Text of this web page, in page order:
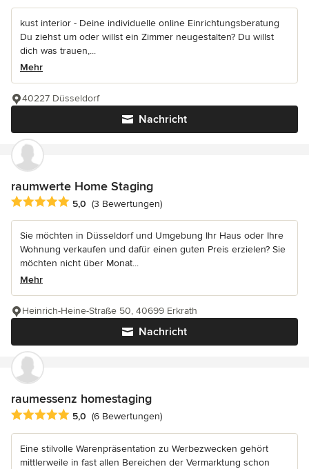
kust interior - Deine individuelle online Einrichtungsberatung
Du ziehst um oder willst ein Zimmer neugestalten? Du willst
dich was trauen,...
Mehr
Nachricht
40227 Düsseldorf
raumwerte Home Staging
Durchschnittliche Bewertung: 5 von 5 Sternen
5,0 (3 Bewertungen)
Sie möchten in Düsseldorf und Umgebung Ihr Haus oder Ihre
Wohnung verkaufen und dafür einen guten Preis erzielen? Sie
möchten nicht über Monat...
Mehr
Nachricht
Heinrich-Heine-Straße 50, 40699 Erkrath
raumessenz homestaging
Durchschnittliche Bewertung: 5 von 5 Sternen
5,0 (6 Bewertungen)
Eine stilvolle Warenpräsentation zu Werbezwecken gehört
mittlerweile in fast allen Bereichen der Vermarktung schon